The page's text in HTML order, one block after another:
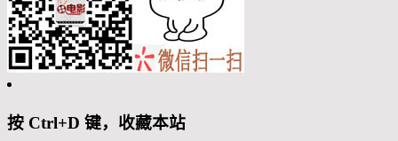
按 Ctrl+D 键，收藏本站